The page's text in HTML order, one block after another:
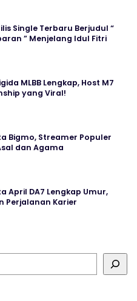
Single Terbaru Berjudul “
” Menjelang Idul Fitri
MLBB Lengkap, Host M7
yang Viral!
Bigmo, Streamer Populer
dan Agama
April DA7 Lengkap Umur,
Perjalanan Karier